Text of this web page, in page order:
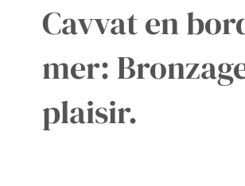
Cavvat en
mer:
plaisir.